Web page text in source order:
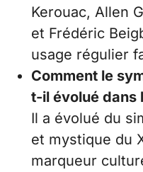
Kerouac, Allen
et Frédéric
usage régulier
Comment le
t-il évolué dans
Il a évolué du
et mystique du
marqueur